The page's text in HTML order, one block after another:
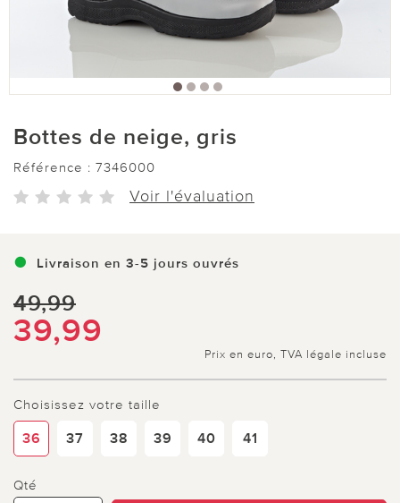
Bottes de neige, gris
Référence : 7346000
Voir l'évaluation
Livraison en 3-5 jours ouvrés
49,99
39,99
Prix en euro, TVA légale incluse
Choisissez votre taille
36 37 38 39 40 41
Qté